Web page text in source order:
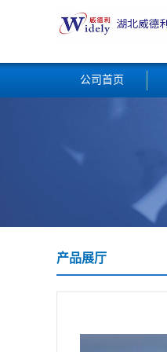
公司首页
产品展厅